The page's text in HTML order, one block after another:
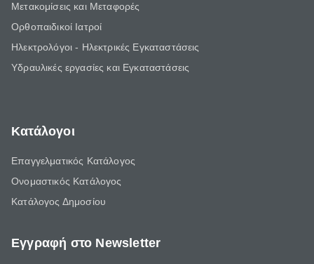
Μετακομίσεις και Μεταφορές
Ορθοπαιδικοί Ιατροί
Ηλεκτρολόγοι - Ηλεκτρικές Εγκαταστάσεις
Υδραυλικές εργασίες και Εγκαταστάσεις
Κατάλογοι
Επαγγελματικός Κατάλογος
Ονομαστικός Κατάλογος
Κατάλογος Δημοσίου
Εγγραφή στο Newsletter